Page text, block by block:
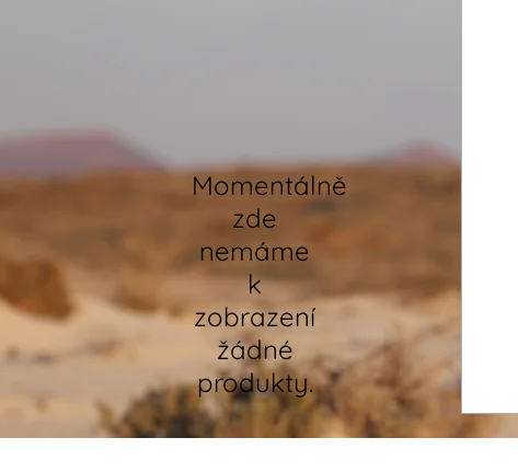
Momentálně
zde
nemáme
k
zobrazení
žádné
produkty.